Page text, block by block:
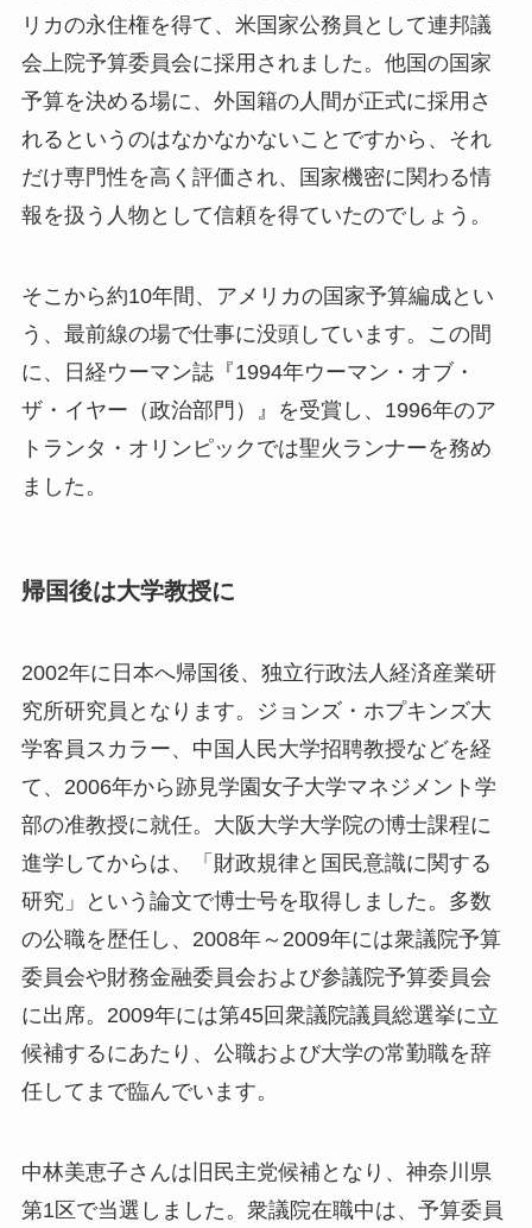
リカの永住権を得て、米国家公務員として連邦議
会上院予算委員会に採用されました。他国の国家
予算を決める場に、外国籍の人間が正式に採用さ
れるというのはなかなかないことですから、それ
だけ専門性を高く評価され、国家機密に関わる情
報を扱う人物として信頼を得ていたのでしょう。
そこから約10年間、アメリカの国家予算編成とい
う、最前線の場で仕事に没頭しています。この間
に、日経ウーマン誌『1994年ウーマン・オブ・
ザ・イヤー（政治部門）』を受賞し、1996年のア
トランタ・オリンピックでは聖火ランナーを務め
ました。
帰国後は大学教授に
2002年に日本へ帰国後、独立行政法人経済産業研
究所研究員となります。ジョンズ・ホプキンズ大
学客員スカラー、中国人民大学招聘教授などを経
て、2006年から跡見学園女子大学マネジメント学
部の准教授に就任。大阪大学大学院の博士課程に
進学してからは、「財政規律と国民意識に関する
研究」という論文で博士号を取得しました。多数
の公職を歴任し、2008年～2009年には衆議院予算
委員会や財務金融委員会および参議院予算委員会
に出席。2009年には第45回衆議院議員総選挙に立
候補するにあたり、公職および大学の常勤職を辞
任してまで臨んでいます。
中林美恵子さんは旧民主党候補となり、神奈川県
第1区で当選しました。衆議院在職中は、予算委員